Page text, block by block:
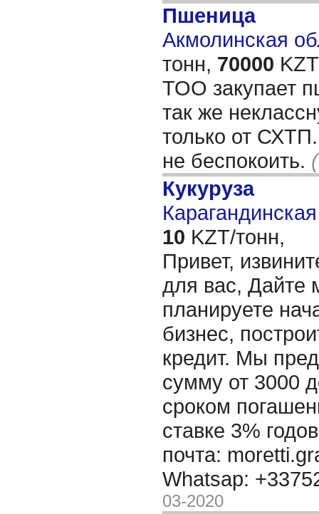
Пшеница
Акмолинская
тонн, 70000
ТОО закупает
так же
только от
не беспокоить.
Кукуруза
10 KZT/тонн,
Привет,
для вас, Дайте
планируете
бизнес,
кредит. Мы
сумму от 3000
сроком
ставке 3%
почта:
Whatsap:
03-2020